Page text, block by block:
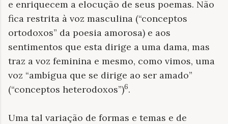
e enriquecem a elocução de seus poemas. Não
fica restrita à voz masculina (“conceptos
ortodoxos” da poesia amorosa) e aos
sentimentos que esta dirige a uma dama, mas
traz a voz feminina e mesmo, como vimos, uma
voz “ambígua que se dirige ao ser amado”
(“conceptos heterodoxos”)6.
Uma tal variação de formas e temas e de